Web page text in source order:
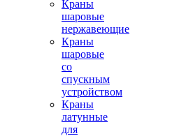
Краны
шаровые
нержавеющие
Краны
шаровые
со
спускным
устройством
Краны
латунные
для